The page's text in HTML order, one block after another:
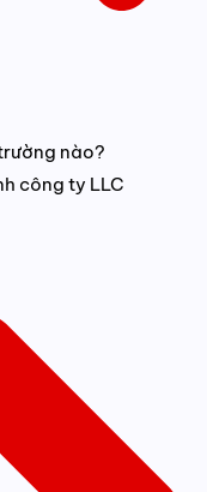
nào?
công ty LLC